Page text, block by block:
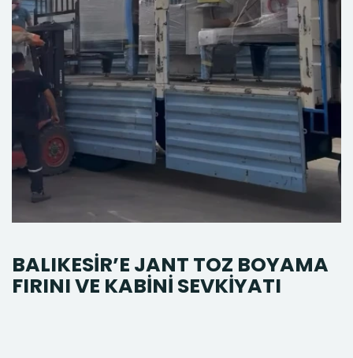
BALIKESİR’E JANT TOZ BOYAMA
FIRINI VE KABİNİ SEVKİYATI